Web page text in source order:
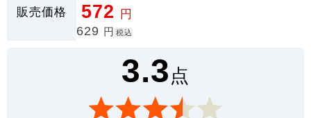
販売価格 572 円
629 円 税込
3.3点